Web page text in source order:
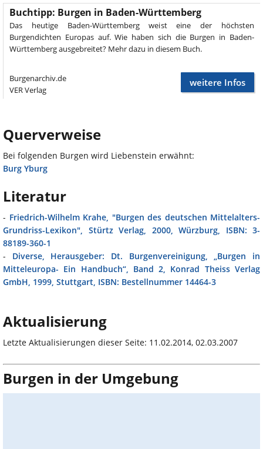
Buchtipp: Burgen in Baden-Württemberg
Das heutige Baden-Württemberg weist eine der höchsten
Burgendichten Europas auf. Wie haben sich die Burgen in Baden-
Württemberg ausgebreitet? Mehr dazu in diesem Buch.
Burgenarchiv.de
VER Verlag
weitere Infos
Querverweise
Bei folgenden Burgen wird Liebenstein erwähnt:
Burg Yburg
Literatur
- Friedrich-Wilhelm Krahe, "Burgen des deutschen Mittelalters-
Grundriss-Lexikon", Stürtz Verlag, 2000, Würzburg, ISBN: 3-
88189-360-1
- Diverse, Herausgeber: Dt. Burgenvereinigung, „Burgen in
Mitteleuropa- Ein Handbuch“, Band 2, Konrad Theiss Verlag
GmbH, 1999, Stuttgart, ISBN: Bestellnummer 14464-3
Aktualisierung
Letzte Aktualisierungen dieser Seite: 11.02.2014, 02.03.2007
Burgen in der Umgebung